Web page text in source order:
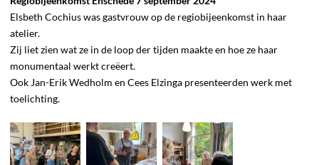
Elsbeth Cochius was gastvrouw op de regiobijeenkomst in haar
atelier.
Zij liet zien wat ze in de loop der tijden maakte en hoe ze haar
monumentaal werkt creëert.
Ook Jan-Erik Wedholm en Cees Elzinga presenteerden werk met
toelichting.